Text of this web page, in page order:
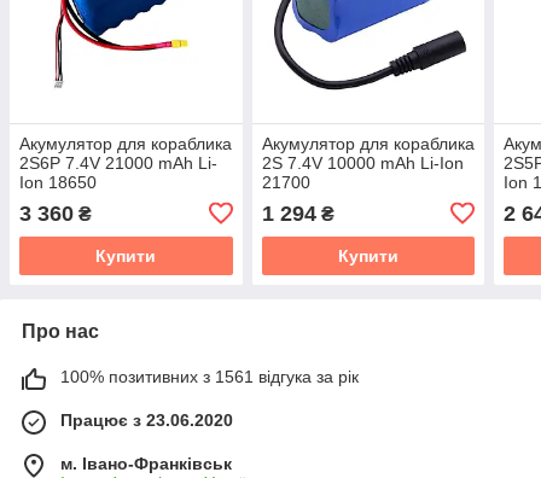
Акумулятор для кораблика
2S6P 7.4V 21000 mAh Li-
Ion 18650
3 360 ₴
Купити
Акумулятор для кораблика
2S 7.4V 10000 mAh Li-Ion
21700
1 294₴
Купити
Ion
2
Про нас
100% позитивних з 1561 відгука за рік
Працює з 23.06.2020
м. Івано-Франківськ